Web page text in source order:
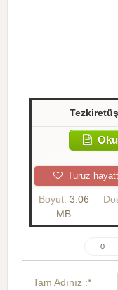
Turuz
Boyut: 3.06
MB
0
Tam Adınız :*